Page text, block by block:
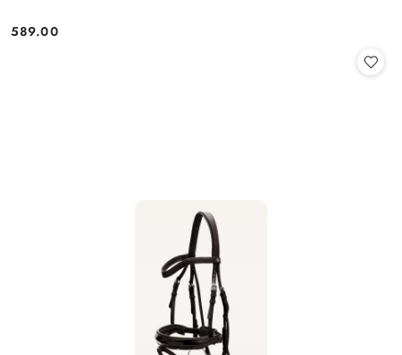
Cena:
589.00